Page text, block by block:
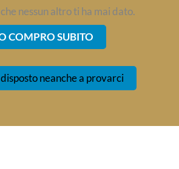
nessun altro ti ha mai dato.
COMPRO SUBITO
neanche a provarci